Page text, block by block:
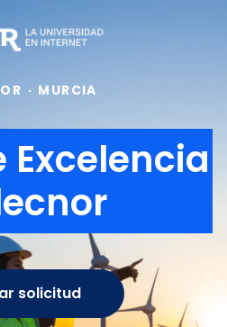
· MURCIA
Excelencia
solicitud